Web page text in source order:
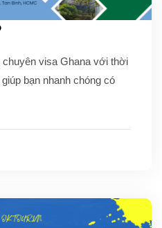
chuyên visa Ghana với thời
bạn nhanh chóng có